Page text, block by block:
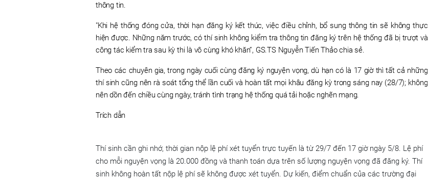
thông tin.
"Khi hệ thống đóng cửa, thời hạn đăng ký kết thúc, việc điều chỉnh, bổ sung thông tin sẽ không thực
hiện được. Những năm trước, có thí sinh không kiểm tra thông tin đăng ký trên hệ thống đã bị trượt và
công tác kiểm tra sau kỳ thi là vô cùng khó khăn”, GS.TS Nguyễn Tiến Thảo chia sẻ.
Theo các chuyên gia, trong ngày cuối cùng đăng ký nguyện vọng, dù hạn có là 17 giờ thì tất cả những
thí sinh cũng nên rà soát tổng thể lần cuối và hoàn tất mọi khâu đăng kỳ trong sáng nay (28/7); không
nên dồn đến chiều cùng ngày, tránh tình trạng hệ thống quá tải hoặc nghẽn mạng.
Trích dẫn
Thí sinh cần ghi nhớ, thời gian nộp lệ phí xét tuyển trực tuyến là từ 29/7 đến 17 giờ ngày 5/8. Lệ phí
cho mỗi nguyện vọng là 20.000 đồng và thanh toán dựa trên số lượng nguyện vọng đã đăng ký. Thí
sinh không hoàn tất nộp lệ phí sẽ không được xét tuyển. Dự kiến, điểm chuẩn của các trường đại